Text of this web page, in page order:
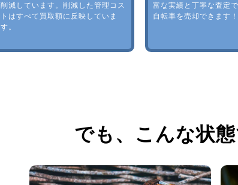
削減しています。削減した管理コス
トはすべて買取額に反映していま
す。
富な実績と丁寧な査定
自転車を売却できます！
でも、 こんな状